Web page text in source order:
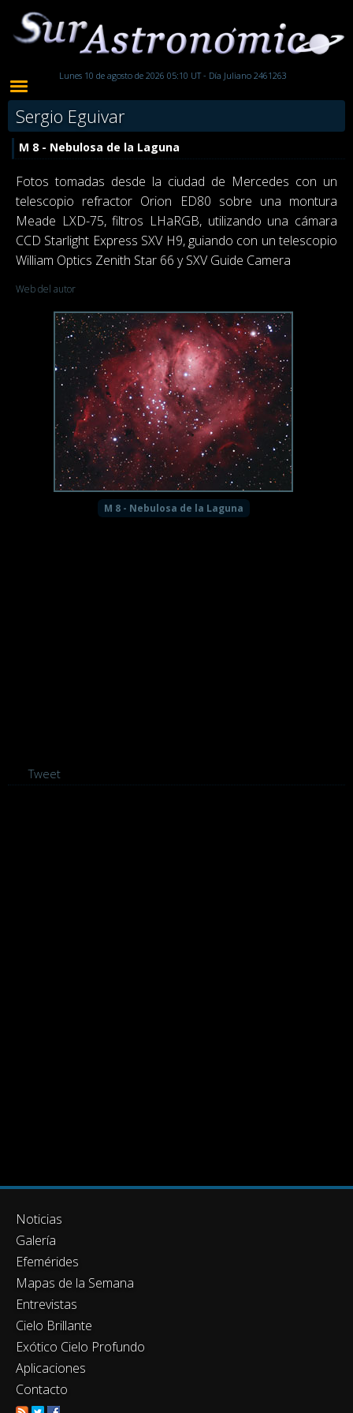
Lunes 10 de agosto de 2026 05:10 UT - Día Juliano 2461263
Sergio Eguivar
M 8 - Nebulosa de la Laguna
Fotos tomadas desde la ciudad de Mercedes con un
telescopio refractor Orion ED80 sobre una montura
Meade LXD-75, filtros LHaRGB, utilizando una cámara
CCD Starlight Express SXV H9, guiando con un telescopio
William Optics Zenith Star 66 y SXV Guide Camera
Web del autor
M 8 - Nebulosa de la Laguna
Tweet
Noticias
Galería
Efemérides
Mapas de la Semana
Entrevistas
Cielo Brillante
Exótico Cielo Profundo
Aplicaciones
Contacto